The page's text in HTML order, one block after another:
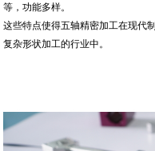
等，功能多样。
这些特点使得五轴精密加工在现代
复杂形状加工的行业中。